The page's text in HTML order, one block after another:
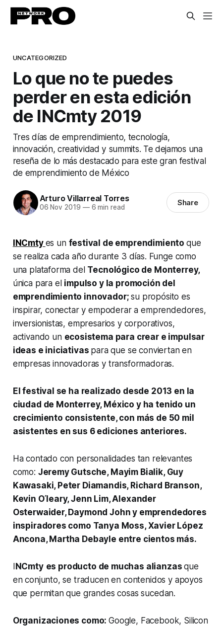
UNCATEGORIZED
Lo que no te puedes
perder en esta edición
de INCmty 2019
Tres días de emprendimiento, tecnología,
innovación, creatividad y summits. Te dejamos una
reseña de lo más destacado para este gran festival
de emprendimiento de México
Arturo Villarreal Torres
06 Nov 2019 —6 min read Share
INCmty es un festival de emprendimiento que
se realiza cada año durante 3 días. Funge como
una plataforma del Tecnológico de Monterrey,
única para el impulso y la promoción del
emprendimiento innovador;su propósito es
inspirar, conectar y empoderar a emprendedores,
inversionistas, empresarios y corporativos,
activando un ecosistema para crear e impulsar
ideas e iniciativas para que se conviertan en
empresas innovadoras y transformadoras.
El festival se ha realizado desde 2013 en la
ciudad de Monterrey, México y ha tenido un
crecimiento consistente, con más de 50 mil
asistentes en sus 6 ediciones anteriores.
Ha contado con personalidades tan relevantes
como: Jeremy Gutsche, Mayim Bialik, Guy
Kawasaki, Peter Diamandis, Richard Branson,
Kevin O ́leary, Jenn Lim, Alexander
Osterwaider, Daymond John y emprendedores
inspiradores como Tanya Moss, Xavier López
Ancona, Martha Debayle entre cientos más.
INCmty es producto de muchas alianzasque
en conjunto, se traducen en contenidos y apoyos
que permitan que grandes cosas sucedan.
Organizaciones como:Google, Facebook, Silicon